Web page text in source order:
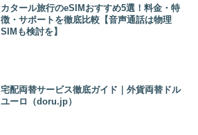
カタール旅行のeSIMおすすめ5選！料金・特
徴・サポートを徹底比較【音声通話は物理
SIMも検討を】
宅配両替サービス徹底ガイド｜外貨両替ドル
ユーロ（doru.jp）